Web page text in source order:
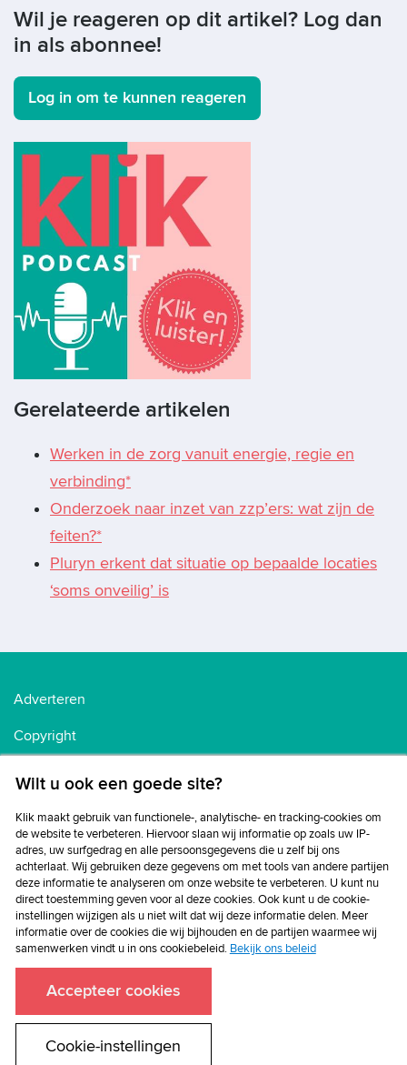
Wil je reageren op dit artikel? Log dan
in als abonnee!
Log in om te kunnen reageren
Gerelateerde artikelen
Werken in de zorg vanuit energie, regie en
verbinding*
Onderzoek naar inzet van zzp’ers: wat zijn de
feiten?*
Pluryn erkent dat situatie op bepaalde locaties
‘soms onveilig’ is
Adverteren
Copyright
Privacybeleid
Disclaimer
Wilt u ook een goede site?
Klik maakt gebruik van functionele-, analytische- en tracking-cookies om
de website te verbeteren. Hiervoor slaan wij informatie op zoals uw IP-
adres, uw surfgedrag en alle persoonsgegevens die u zelf bij ons
achterlaat. Wij gebruiken deze gegevens om met tools van andere partijen
deze informatie te analyseren om onze website te verbeteren. U kunt nu
direct toestemming geven voor al deze cookies. Ook kunt u de cookie-
instellingen wijzigen als u niet wilt dat wij deze informatie delen. Meer
informatie over de cookies die wij bijhouden en de partijen waarmee wij
samenwerken vindt u in ons cookiebeleid. Bekijk ons beleid
Accepteer cookies
Cookie-instellingen